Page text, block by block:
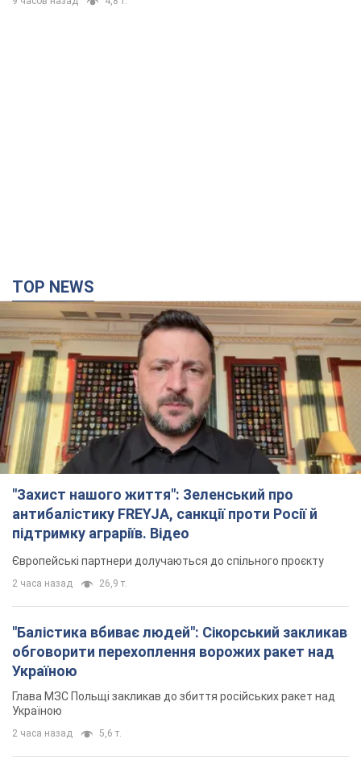
"Захист нашого життя": Зеленський про
антибалістику FREYJA, санкції проти Росії й
підтримку аграріїв. Відео
Європейські партнери долучаються до спільного проєкту
2 часа назад 26,9 т.
"Балістика вбиває людей": Сікорський закликав
обговорити перехоплення ворожих ракет над
Україною
Глава МЗС Польщі закликав до збиття російських ракет над
Податкова передасть Міноборони дані про
чоловіків 18-60 років: для чого це потрібно
Це потрібно для перевірки військового обліку
4 часа назад 21,7 т.